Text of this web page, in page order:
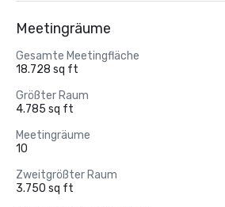
Meetingräume
Gesamte Meetingfläche
18.728 sq ft
Größter Raum
4.785 sq ft
Meetingräume
10
Zweitgrößter Raum
3.750 sq ft